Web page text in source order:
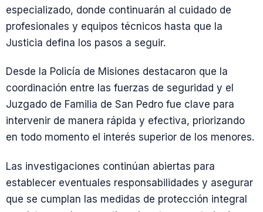
especializado, donde continuarán al cuidado de
profesionales y equipos técnicos hasta que la
Justicia defina los pasos a seguir.
Desde la Policía de Misiones destacaron que la
coordinación entre las fuerzas de seguridad y el
Juzgado de Familia de San Pedro fue clave para
intervenir de manera rápida y efectiva, priorizando
en todo momento el interés superior de los menores.
Las investigaciones continúan abiertas para
establecer eventuales responsabilidades y asegurar
que se cumplan las medidas de protección integral